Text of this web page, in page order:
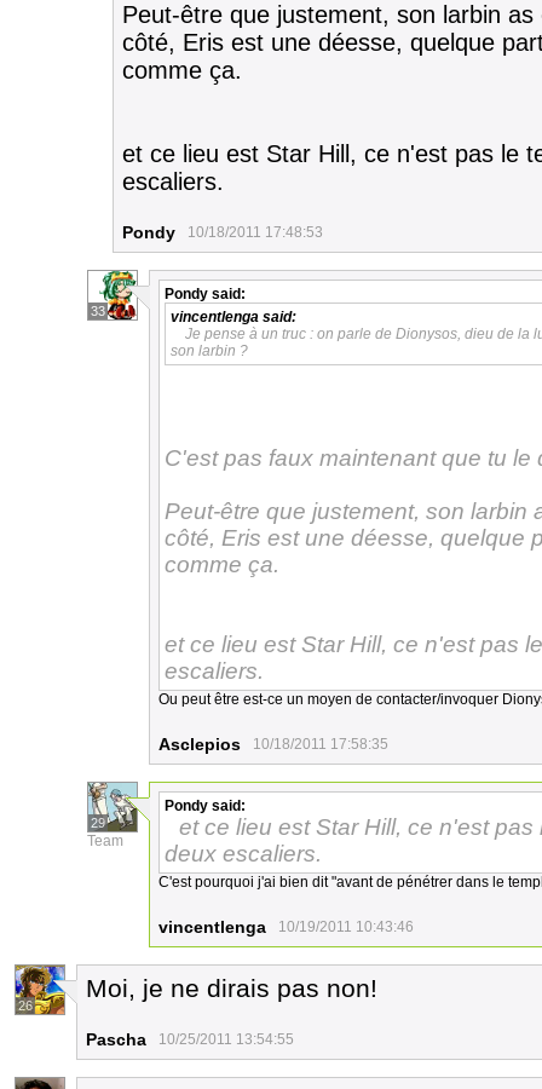
Peut-être que justement, son larbin
côté, Eris est une déesse, quelque
comme ça.
et ce lieu est Star Hill, ce n'est pas le
escaliers.
Pondy 10/18/2011 17:48:53
33
Pondy said:
vincentlenga said:
Je pense à un truc : on parle de Dionysos, dieu de la
son larbin ?
C'est pas faux maintenant que tu le
Peut-être que justement, son larbin
côté, Eris est une déesse, quelque
comme ça.
et ce lieu est Star Hill, ce n'est pas
escaliers.
Ou peut être est-ce un moyen de contacter/invoquer
Asclepios 10/18/2011 17:58:35
29
Team
Pondy said:
et ce lieu est Star Hill, ce n'est
deux escaliers.
C'est pourquoi j'ai bien dit "avant de pénétrer dans le
vincentlenga 10/19/2011 10:43:46
26
Moi, je ne dirais pas non!
Pascha 10/25/2011 13:54:55